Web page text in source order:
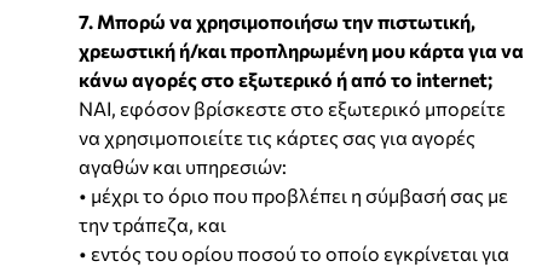
7. Μπορώ να χρησιμοποιήσω την πιστωτική,
χρεωστική ή/και προπληρωμένη μου κάρτα για να
κάνω αγορές στο εξωτερικό ή από το internet;
ΝΑΙ, εφόσον βρίσκεστε στο εξωτερικό μπορείτε
να χρησιμοποιείτε τις κάρτες σας για αγορές
αγαθών και υπηρεσιών:
• μέχρι το όριο που προβλέπει η σύμβασή σας με
την τράπεζα, και
• εντός του ορίου ποσού το οποίο εγκρίνεται για